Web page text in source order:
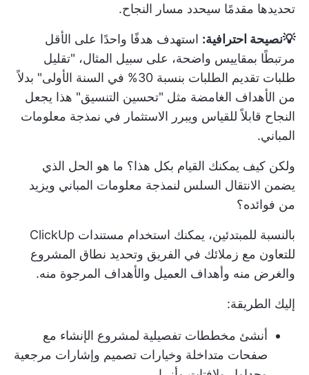
تحديدها مقدمًا سيحدد مسار النجاح.
💡نصيحة احترافية: استهدف هدفًا واحدًا على الأقل
مرتبطًا بمقاييس واضحة، على سبيل المثال، "تقليل
طلبات تقديم الطلبات بنسبة 30% في السنة الأولى" بدلاً
من الأهداف الغامضة مثل "تحسين التنسيق" هذا يجعل
النجاح قابلاً للقياس ويبرر الاستثمار في نمذجة معلومات
المباني.
ولكن كيف يمكنك القيام بكل هذا؟ ما هو الحل الذي
يضمن الانتقال السلس لنمذجة معلومات المباني ويزيد
من فوائده؟
بالنسبة للمبتدئين، يمكنك استخدام مستندات ClickUp
للتعاون مع زملائك في الفريق وتحديد نطاق المشروع
والغرض منه وأهداف العميل والأهداف المرجوة منه.
إليك الطريقة:
أنشئ مخططات تفصيلية لمشروع الإنشاء مع
صفحات متداخلة وخيارات تصميم وإشارات مرجعية